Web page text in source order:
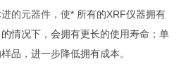
的元器件，使* 所有的XRF仪器拥有
情况下，会拥有更长的使用寿命；单
品，进一步降低拥有成本。